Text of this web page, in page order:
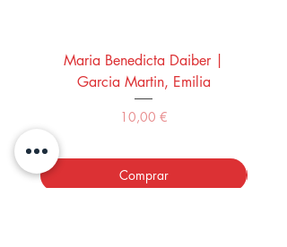
Maria Benedicta Daiber |
Garcia Martin, Emilia
Precio
10,00 €
Comprar